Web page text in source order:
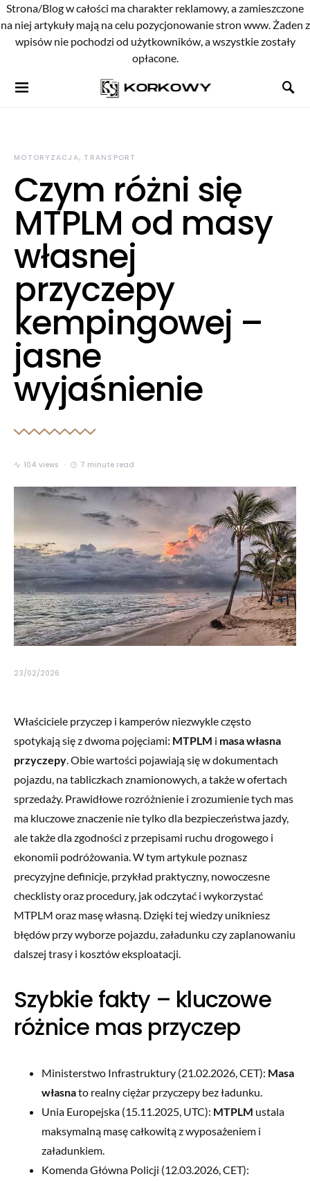
Strona/Blog w całości ma charakter reklamowy, a zamieszczone
na niej artykuły mają na celu pozycjonowanie stron www. Żaden z
wpisów nie pochodzi od użytkowników, a wszystkie zostały
opłacone.
MOTORYZACJA, TRANSPORT
Czym różni się
MTPLM od masy
własnej
przyczepy
kempingowej –
jasne
wyjaśnienie
104 views 7 minute read
23/02/2026
Właściciele przyczep i kamperów niezwykle często
spotykają się z dwoma pojęciami: MTPLM i masa własna
przyczepy . Obie wartości pojawiają się w dokumentach
pojazdu, na tabliczkach znamionowych, a także w ofertach
sprzedaży. Prawidłowe rozróżnienie i zrozumienie tych mas
ma kluczowe znaczenie nie tylko dla bezpieczeństwa jazdy,
ale także dla zgodności z przepisami ruchu drogowego i
ekonomii podróżowania. W tym artykule poznasz
precyzyjne definicje, przykład praktyczny, nowoczesne
checklisty oraz procedury, jak odczytać i wykorzystać
MTPLM oraz masę własną. Dzięki tej wiedzy unikniesz
błędów przy wyborze pojazdu, załadunku czy zaplanowaniu
dalszej trasy i kosztów eksploatacji.
Szybkie fakty – kluczowe
różnice mas przyczep
Ministerstwo Infrastruktury (21.02.2026, CET): Masa
własnato realny ciężar przyczepy bez ładunku.
Unia Europejska (15.11.2025, UTC): MTPLM ustala
maksymalną masę całkowitą z wyposażeniem i
załadunkiem.
Komenda Główna Policji (12.03.2026, CET):